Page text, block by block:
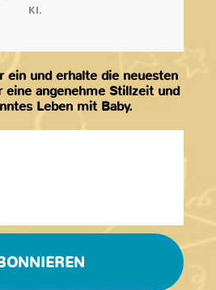
KI.
ein und erhalte die neuesten
eine angenehme Stillzeit und
Leben mit Baby.